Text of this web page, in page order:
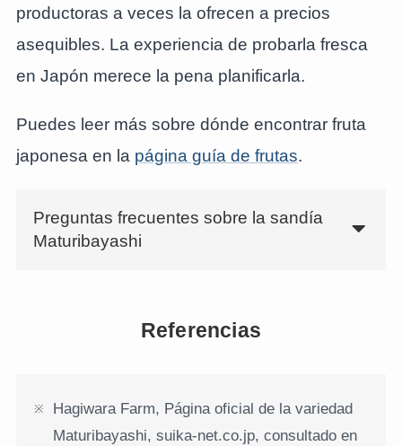
productoras a veces la ofrecen a precios
asequibles. La experiencia de probarla fresca
en Japón merece la pena planificarla.
Puedes leer más sobre dónde encontrar fruta
japonesa en la página guía de frutas.
Preguntas frecuentes sobre la sandía
Maturibayashi
Referencias
Hagiwara Farm, Página oficial de la variedad
Maturibayashi, suika-net.co.jp, consultado en